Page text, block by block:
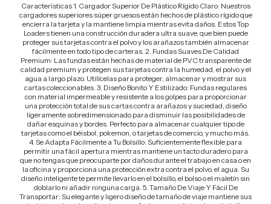
Características 1. Cargador Superior De Plástico Rígido Claro: Nuestros
cargadores superiores súper gruesos están hechos de plástico rígido que
encierra la tarjeta y la mantiene limpia mientras evita daños. Estos Top
Loaders tienen una construcción duradera ultra suave, que bien puede
proteger sus tarjetas contra el polvo y los arañazos también almacenar
fácilmente en todo tipo de carteras. 2. Fundas Suaves De Calidad
Premium: Las fundas están hechas de material de PVC transparente de
calidad premium y protegen sus tarjetas contra la humedad, el polvo y el
agua a largo plazo. Utilícelas para proteger, almacenar y mostrar sus
cartas coleccionables. 3. Diseño Bonito Y Estilizado: Fundas regulares
con material impermeable y resistente a los golpes para proporcionar
una protección total de sus cartas contra arañazos y suciedad, diseño
ligeramente sobredimensionado para disminuir las posibilidades de
dañar esquinas y bordes. Perfecto para almacenar cualquier tipo de
tarjetas como el béisbol, pokemon, o tarjetas de comercio, y mucho más.
4. Se Adapta Fácilmente a Tu Bolsillo: Suficientemente flexible para
permitir una fácil apertura mientras mantiene un tacto duradero para
que no tengas que preocuparte por daños durante el trabajo en casa o en
la oficina y proporciona una protección extra contra el polvo, el agua. Su
diseño inteligente te permite llevarlo en el bolsillo, el bolso o el maletín sin
doblarlo ni añadir ninguna carga. 5. Tamaño De Viaje Y Fácil De
Transportar: Su elegante y ligero diseño de tamaño de viaje mantiene sus